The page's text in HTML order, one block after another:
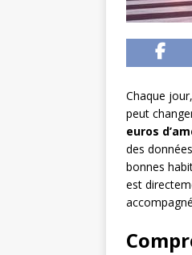
Chaque
peut
euros
des
bonnes
est